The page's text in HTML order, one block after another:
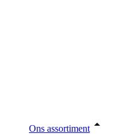
Ons assortiment